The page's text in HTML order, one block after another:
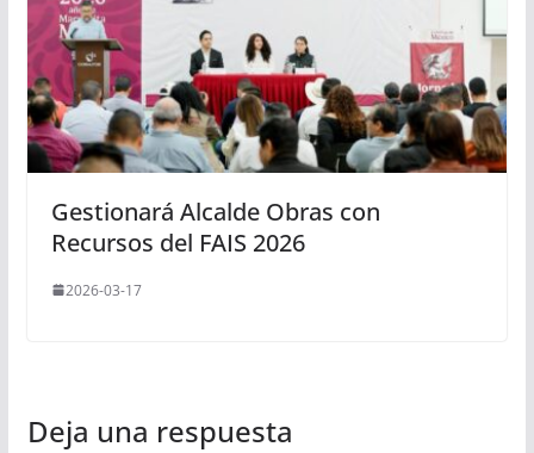
Gestionará Alcalde Obras con
Recursos del FAIS 2026
2026-03-17
Deja una respuesta